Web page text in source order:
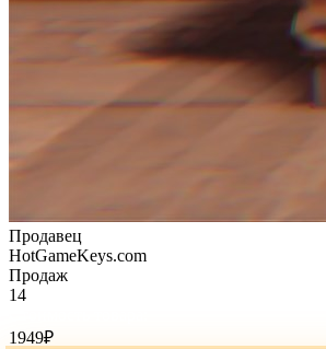
Продавец
HotGameKeys.com
Продаж
14
1949₽